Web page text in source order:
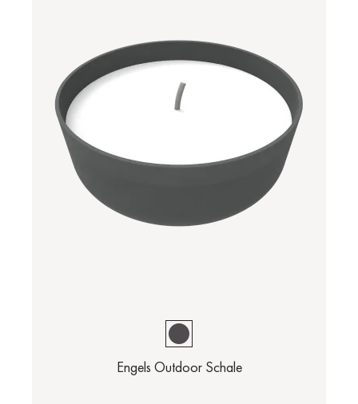
Engels Outdoor Schale